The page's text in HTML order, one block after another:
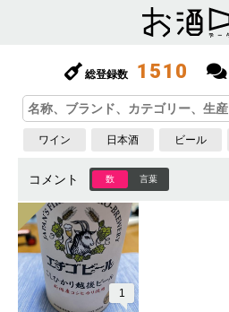
総登録数 1510
ワイン 日本酒 ビール
コメント 数 言葉
1